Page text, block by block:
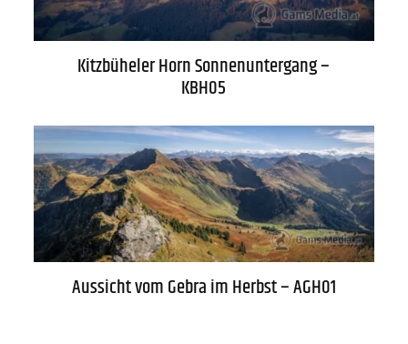
Kitzbüheler Horn Sonnenuntergang –
KBH05
Aussicht vom Gebra im Herbst – AGH01